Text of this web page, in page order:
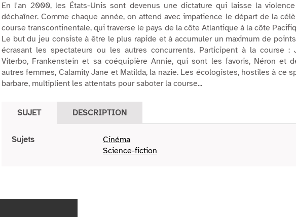
En l'an 2000, les États-Unis sont devenus une dictature qui laisse la
déchaîner. Comme chaque année, on attend avec impatience le départ de la
course transcontinentale, qui traverse le pays de la côte Atlantique à la côte
Le but du jeu consiste à être le plus rapide et à accumuler un maximum de
écrasant les spectateurs ou les autres concurrents. Participent à la course :
Viterbo, Frankenstein et sa coéquipière Annie, qui sont les favoris, Néron et
autres femmes, Calamity Jane et Matilda, la nazie. Les écologistes, hostiles à ce
barbare, multiplient les attentats pour saboter la course...
SUJET DESCRIPTION
Sujets
Cinéma
Science-fiction